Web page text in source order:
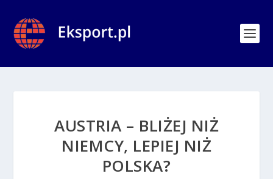
AUSTRIA – BLIŻEJ NIŻ
NIEMCY, LEPIEJ NIŻ
POLSKA?